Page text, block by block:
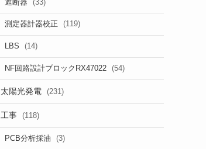
遮断器 (33)
測定器計器校正 (119)
LBS (14)
NF回路設計ブロックRX47022 (54)
太陽光発電 (231)
工事 (118)
PCB分析採油 (3)